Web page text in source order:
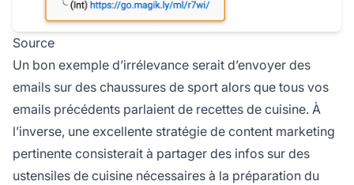
Source
Un bon exemple d’irrélevance serait d’envoyer des
emails sur des chaussures de sport alors que tous vos
emails précédents parlaient de recettes de cuisine. À
l’inverse, une excellente stratégie de content marketing
pertinente consisterait à partager des infos sur des
ustensiles de cuisine nécessaires à la préparation du